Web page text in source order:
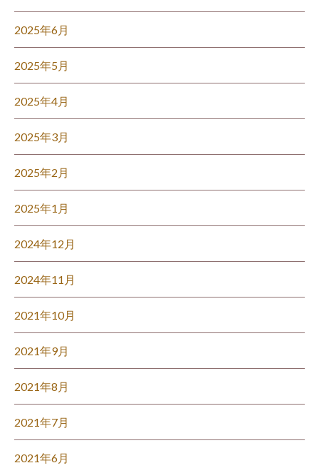
2025年6月
2025年5月
2025年4月
2025年3月
2025年2月
2025年1月
2024年12月
2024年11月
2021年10月
2021年9月
2021年8月
2021年7月
2021年6月